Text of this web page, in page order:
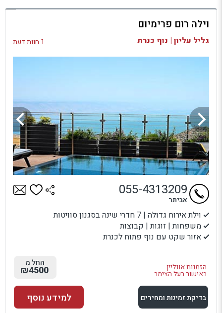
למתחם זה
בדיקת זמינות ומחירים
וילה רום פרימיום
גליל עליון | נוף כנרת 1 חוות דעת
וילת אירוח גדולה | 7 חדרי שינה בסגנון סוויטות
משפחות | זוגות | קבוצות
אזור שקט עם נוף פתוח לכנרת
הזמנות אונליין
באישור בעל הצימר
055-4313209
אביתר
החל מ
₪4500
בדיקת זמינות ומחירים למידע נוסף